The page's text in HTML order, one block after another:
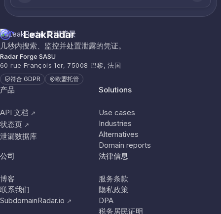
LeakRadar
几秒内搜索、监控并处置泄露的凭证。
Radar Forge SASU
60 rue François 1er, 75008 巴黎, 法国
符合 GDPR 欧盟托管
产品
API 文档 ↗
状态页 ↗
泄漏数据库
Solutions
Use cases
Industries
Alternatives
Domain reports
公司
博客
联系我们
SubdomainRadar.io ↗
法律信息
服务条款
隐私政策
DPA
税务居民证明